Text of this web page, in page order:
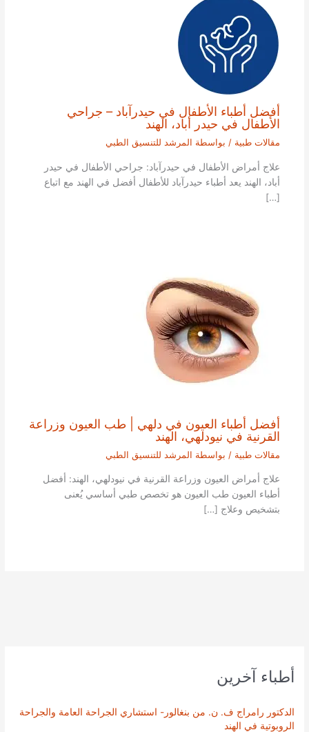
أطباء آخرين
الدكتور رامراج ف. ن. من بنغالور- استشاري الجراحة العامة والجراحة
الروبوتية في الهند
أفضل أطباء الأطفال في حيدرآباد – جراحي
الأطفال في حيدر أباد، الهند
مقالات طبية / بواسطة المرشد للتنسيق الطبي
علاج أمراض الأطفال في حيدرآباد: جراحي الأطفال في حيدر
أباد، الهند يعد أطباء حيدرآباد للأطفال أفضل في الهند مع اتباع
[…]
أفضل أطباء العيون في دلهي | طب العيون وزراعة
القرنية في نيودلهي، الهند
مقالات طبية / بواسطة المرشد للتنسيق الطبي
علاج أمراض العيون وزراعة القرنية في نيودلهي، الهند: أفضل
أطباء العيون طب العيون هو تخصص طبي أساسي يُعنى
بتشخيص وعلاج […]